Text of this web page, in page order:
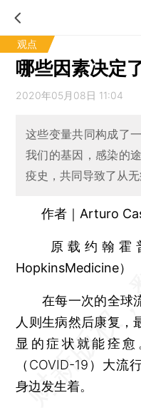
观点
哪些因素决定
2020年05月08日 11:04
这些变量共同构成了
我们的基因，感染的
疫史，共同导致了从
作者｜Arturo
原载约翰霍普
HopkinsMedicine）
在每一次的全球流
人则生病然后康复，
显的症状就能痊
（COVID-19）大流
身边发生着。